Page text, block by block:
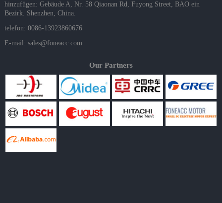
hinzufügen: Gebäude A, Nr. 58 Qiaonan Rd, Fuyong Street, BAO ein
Bezirk. Shenzhen, China.
telefon: 0086-13923860676
E-mail: sales@foneacc.com
Our Partners